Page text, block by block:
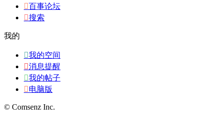
百事论坛
搜索
我的
我的空间
消息提醒
我的帖子
电脑版
© Comsenz Inc.